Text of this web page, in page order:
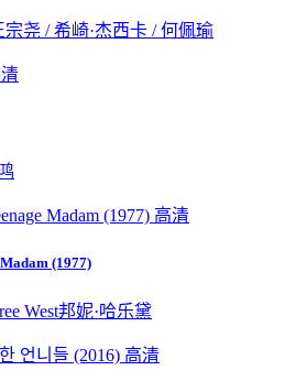
尧 / 希崎·杰西卡 / 何佩瑜
高清
(1977)
West邦妮·哈乐黛
高清